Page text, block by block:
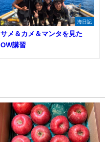
海日記
サメ＆カメ＆マンタを見た
OW講習